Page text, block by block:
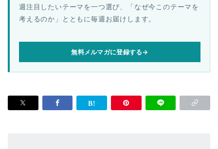
週注目したいテーマを一つ選び、「なぜ今このテーマを
考えるのか」とともに毎週お届けします。
無料メルマガに登録する→